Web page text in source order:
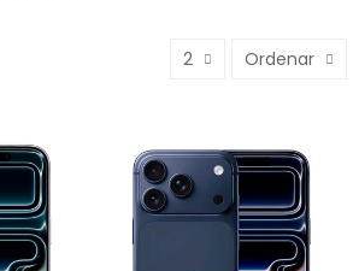
2 Ordenar